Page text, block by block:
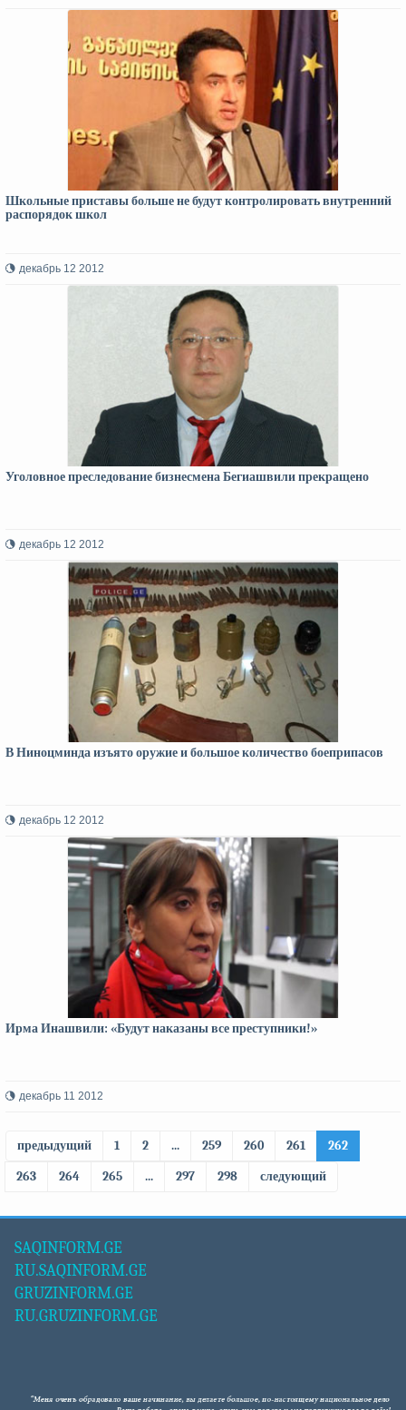
Школьные приставы больше не будут контролировать внутренний
распорядок школ
декабрь 12 2012
Уголовное преследование бизнесмена Бегиашвили прекращено
декабрь 12 2012
В Ниноцминда изъято оружие и большое количество боеприпасов
декабрь 12 2012
Ирма Инашвили: «Будут наказаны все преступники!»
декабрь 11 2012
предыдущий 1 2 ... 259 260 261
262
263
264 265 ... 297 298 следующий
SAQINFORM.GE
RU.SAQINFORM.GE
GRUZINFORM.GE
RU.GRUZINFORM.GE